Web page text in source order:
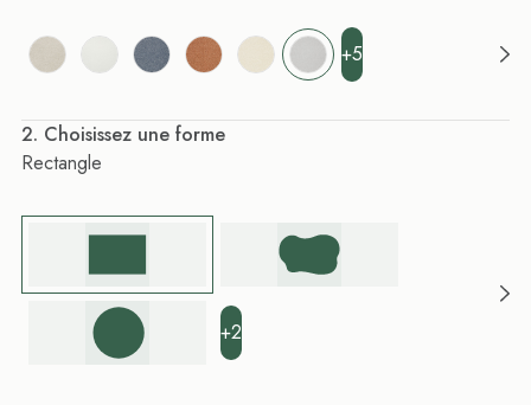
+5
. Choisissez une forme
Rectangle
+2